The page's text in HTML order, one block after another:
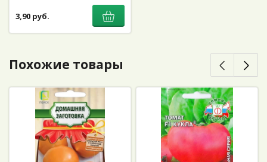
3,90 руб.
Похожие товары